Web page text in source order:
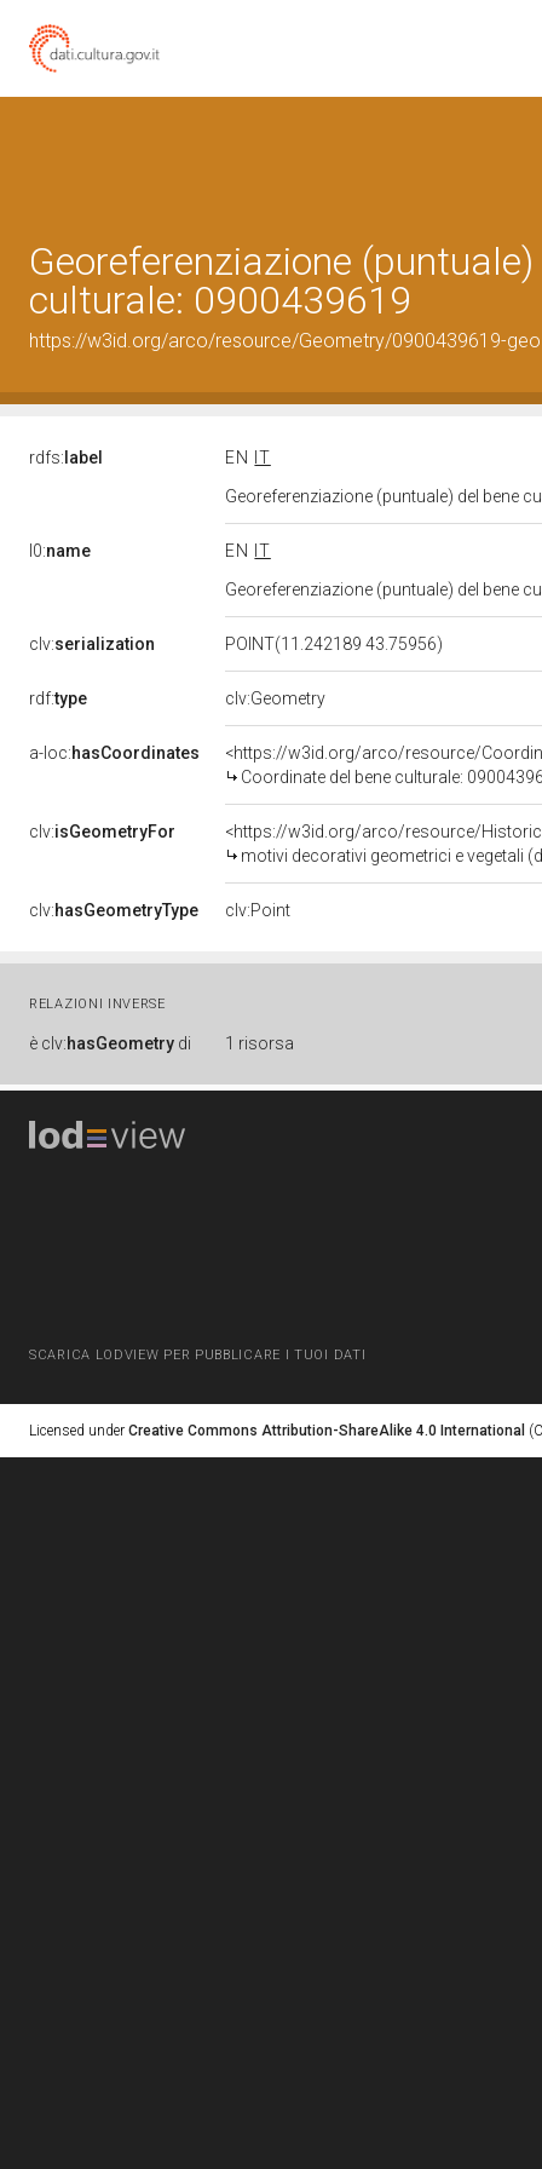
Georeferenziazione
culturale: 0900439619
https://w3id.org/arco/resource/Geometry/0900439619-
rdfs: label EN
IT
Georeferenziazione (puntuale) del bene
l0:name EN
IT
Georeferenziazione (puntuale) del bene
clv:serialization POINT(11.242189 43.75956)
rdf:type clv:Geometry
a-loc:hasCoordinates
<https://w3id.org/arco/resource/
Coordinate del bene culturale:
clv:isGeometryFor
<https://w3id.org/arco/resource/
motivi decorativi geometrici e vegetali
clv:hasGeometryType clv:Point
RELAZIONI INVERSE
è clv:hasGeometry di 1 risorsa
SCARICA LODVIEW PER PUBBLICARE I TUOI DATI
Licensed under Creative Commons Attribution-ShareAlike 4.0 International